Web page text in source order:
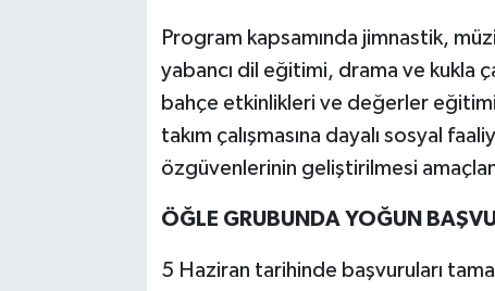
Program kapsamında jimnastik,
yabancı dil eğitimi, drama ve kukla
bahçe etkinlikleri ve değerler
takım çalışmasına dayalı sosyal
özgüvenlerinin geliştirilmesi
ÖĞLE GRUBUNDA YOĞUN
5 Haziran tarihinde başvuruları